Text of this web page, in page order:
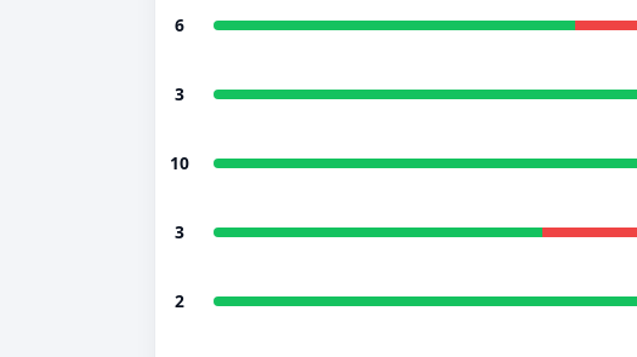
6
3
10
3
2